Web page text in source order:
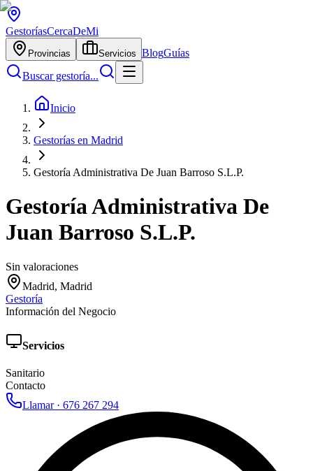
GestoríasCercaDeMi
Provincias Servicios BlogGuías
Buscar gestoría...
Inicio
Gestorías en Madrid
Gestoría Administrativa De Juan Barroso S.L.P.
Gestoría Administrativa De
Juan Barroso S.L.P.
Sin valoraciones
Madrid, Madrid
Gestoría
Información del Negocio
Servicios
Sanitario
Contacto
Llamar · 676 267 294